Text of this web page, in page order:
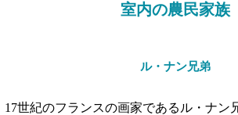
室内の農民家族
ル・ナン兄弟
17世紀のフランスの画家であるル・ナン